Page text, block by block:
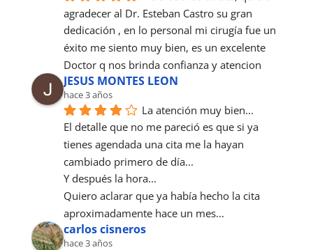
agradecer al Dr. Esteban Castro su gran
dedicación , en lo personal mi cirugía fue un
éxito me siento muy bien, es un excelente
Doctor q nos brinda confianza y atencion
JESUS MONTES LEON
hace 3 años
La atención muy bien...
El detalle que no me pareció es que si ya
tienes agendada una cita me la hayan
cambiado primero de día...
Y después la hora...
Quiero aclarar que ya había hecho la cita
aproximadamente hace un mes...
carlos cisneros
hace 3 años